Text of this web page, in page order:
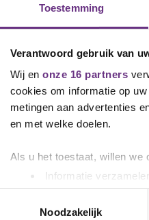
Toestemming
Verantwoord gebruik van
Wij en onze 16 partners
cookies om informatie op
metingen aan advertenties
en met welke doelen.
Als u het toestaat, willen we
Informatie
Uw apparaat
Lees meer over hoe uw
Noodzakelijk
de